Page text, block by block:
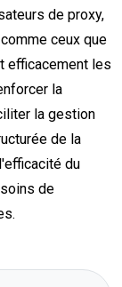
de proxy,
ceux que
efficacement les
la
la gestion
de la
du
de